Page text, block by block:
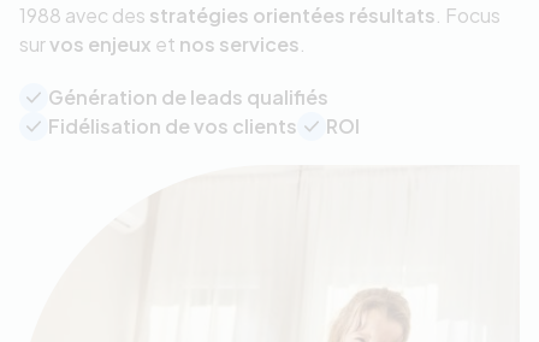
1988 avec des stratégies orientées résultats . Focus
survos enjeux et nos services
Génération de leads qualifiés
Fidélisation de vos clients
ROI